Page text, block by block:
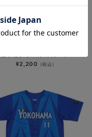
¥2,200 (税込)